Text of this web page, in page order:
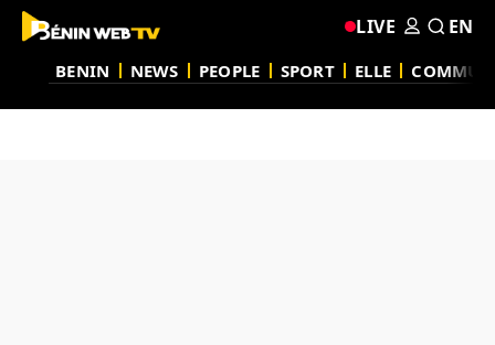
BENIN NEWS PEOPLE SPORT ELLE
LIVE EN